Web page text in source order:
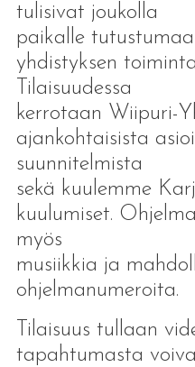
tulisivat joukolla
paikalle
yhdistyksen
Tilaisuudessa
kerrotaan Wiipuri-
ajankohtaisista
suunnitelmista
sekä kuulemme
kuulumiset.
myös
musiikkia ja
ohjelmanumeroita.
Tilaisuus tullaan
tapahtumasta